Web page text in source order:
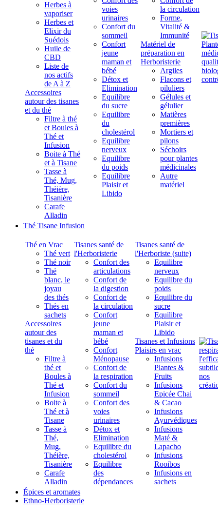
Herbes à
vaporiser
Herbes et
Elixir du
Suédois
Huile de
CBD
Liste de
nos actifs
de A à Z
Accessoires
autour des tisanes
et du thé
Filtre à thé
et Boules à
Thé et
Infusion
Boite à Thé
et à Tisane
Tasse à
Thé, Mug,
Théière,
Tisanière
Carafe
Alladin
voies
urinaires
Confort du
sommeil
Confort
jeune
maman et
bébé
Détox et
Elimination
Equilibre
du sucre
Equilibre
du
cholestérol
Equilibre
nerveux
Equilibre
du poids
Equilibre
Plaisir et
Libido
la circulation
Forme,
Vitalité &
Immunité
Matériel de
préparation en
Herboristerie
Argiles
Flacons et
piluliers
Gélules et
gélulier
Matières
premières
Mortiers et
pilons
Séchoirs
pour plantes
médicinales
Autre
matériel
Thé Tisane Infusion
Thé en Vrac
Thé vert
Thé noir
Thé
blanc, le
joyau
des thés
Thés en
sachets
Accessoires
autour des
tisanes et du
thé
Filtre à
thé et
Boules à
Thé et
Infusion
Boite à
Thé et à
Tisane
Tasse à
Thé,
Mug,
Théière,
Tisanière
Carafe
Alladin
Tisanes santé de
l'Herboristerie
Confort des
articulations
Confort de
la digestion
Confort de
la circulation
Confort
jeune
maman et
bébé
Confort
Ménopause
Confort de
la respiration
Confort du
sommeil
Confort des
voies
urinaires
Détox et
Elimination
Equilibre du
cholestérol
Equilibre
des
dépendances
Tisanes santé de
l'Herboriste (suite)
Equilibre
nerveux
Equilibre du
poids
Equilibre du
sucre
Equilibre
Plaisir et
Libido
Tisanes et Infusions
Plaisirs en vrac
Infusions
Plantes &
Fruits
Infusions
Epicée Chai
& Cacao
Infusions
Ayurvédiques
Infusions
Maté &
Lapacho
Infusions
Rooibos
Infusions en
sachets
Épices et aromates
Ethno-Herboristerie